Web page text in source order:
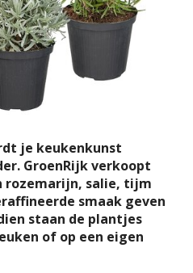
je keukenkunst
GroenRijk verkoopt
rozemarijn, salie, tijm
smaak geven
staan de plantjes
of op een eigen